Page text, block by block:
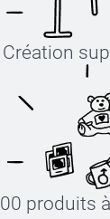
Création
produits